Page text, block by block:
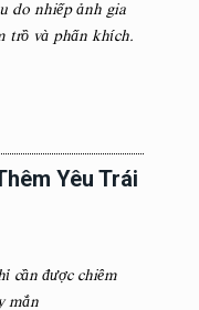
do nhiếp ảnh gia
trồ và phấn khích.
Yêu Trái
cần được chiêm
mắn